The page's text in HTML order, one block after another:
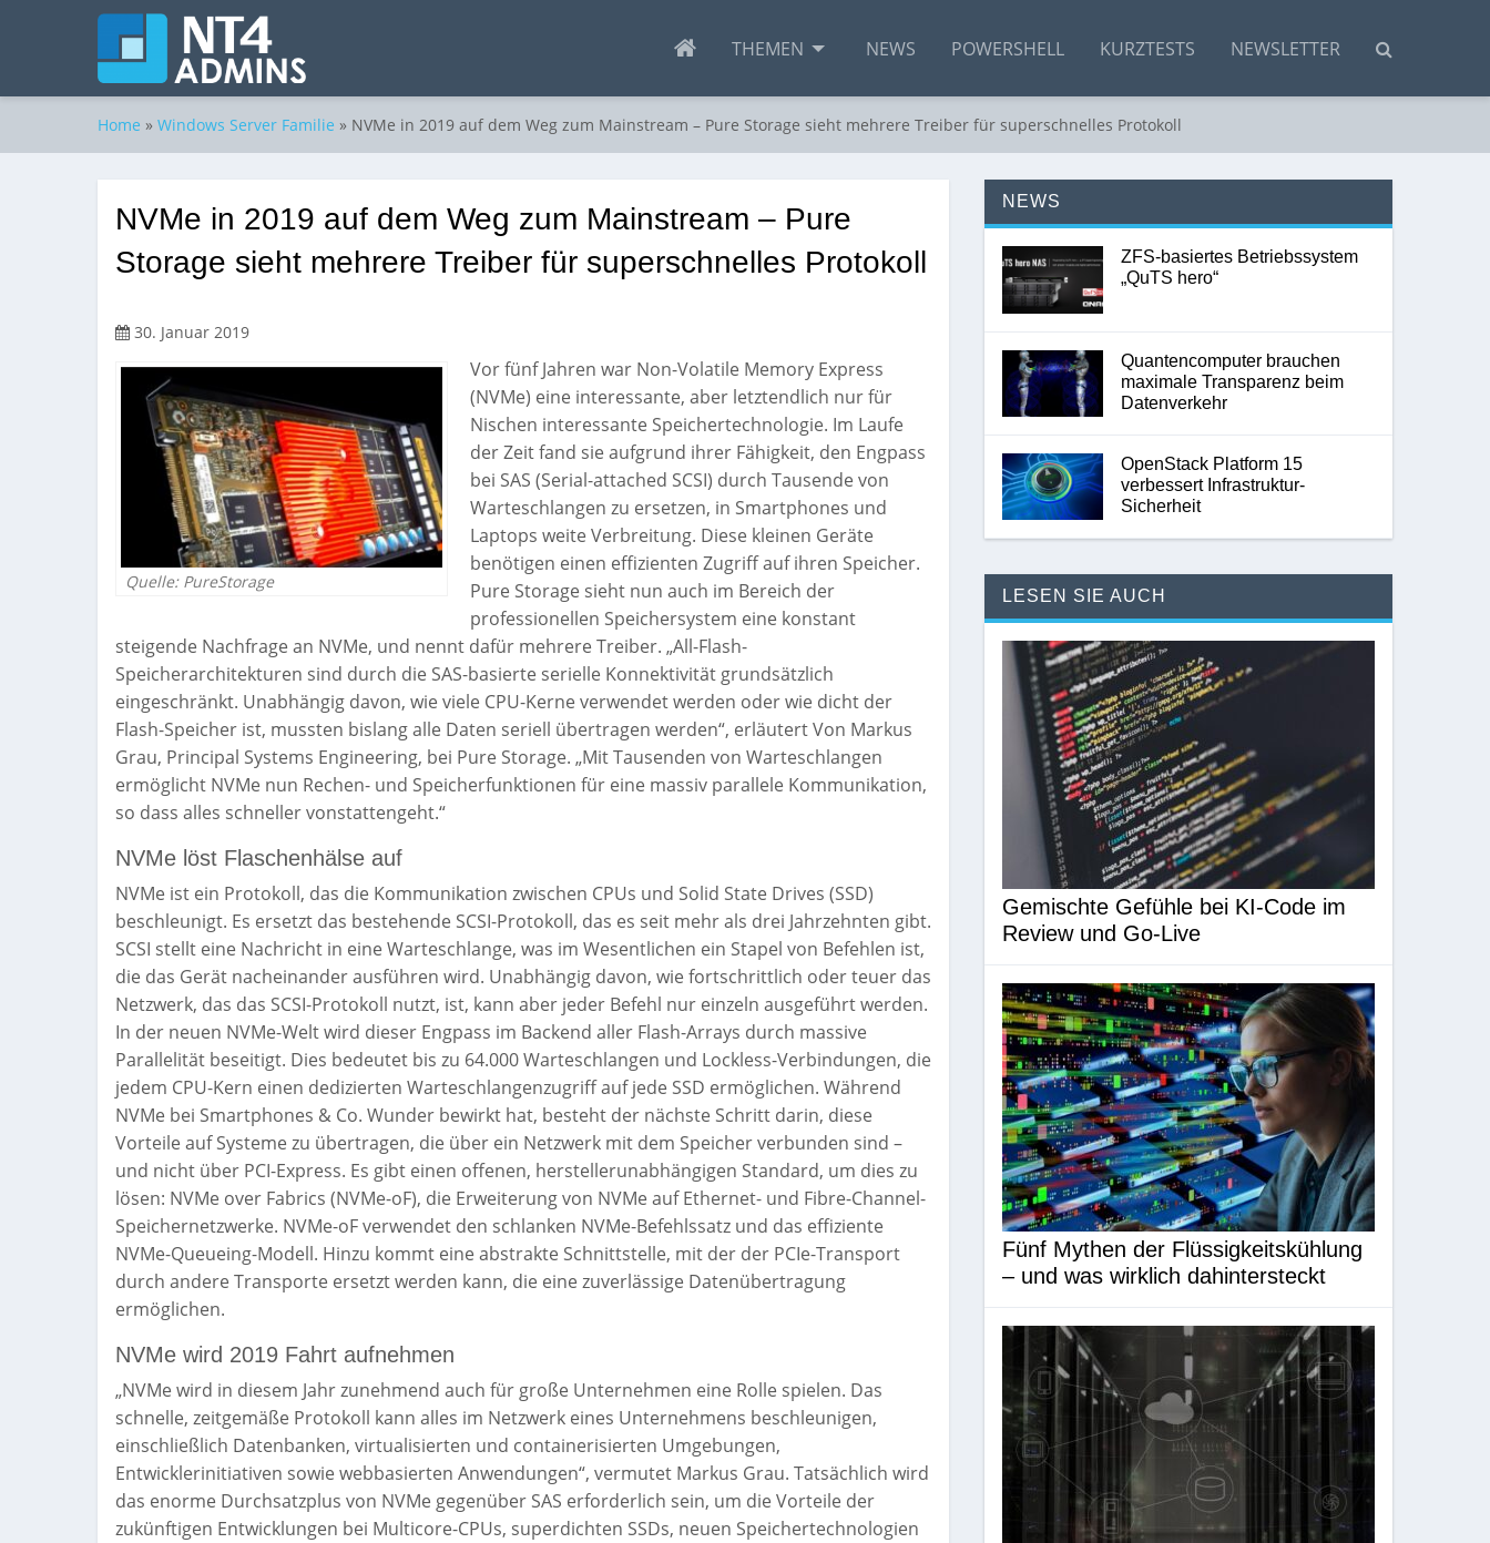
THEMEN NEWS POWERSHELL KURZTESTS NEWSLETTER
Home » Windows Server Familie » NVMe in 2019 auf dem Weg zum Mainstream – Pure Storage sieht mehrere Treiber für superschnelles Protokoll
NVMe in 2019 auf dem Weg zum Mainstream – Pure
Storage sieht mehrere Treiber für superschnelles Protokoll
30. Januar 2019
Quelle: PureStorage
Vor fünf Jahren war Non-Volatile Memory Express
(NVMe) eine interessante, aber letztendlich nur für
Nischen interessante Speichertechnologie. Im Laufe
der Zeit fand sie aufgrund ihrer Fähigkeit, den Engpass
bei SAS (Serial-attached SCSI) durch Tausende von
Warteschlangen zu ersetzen, in Smartphones und
Laptops weite Verbreitung. Diese kleinen Geräte
benötigen einen effizienten Zugriff auf ihren Speicher.
Pure Storage sieht nun auch im Bereich der
professionellen Speichersystem eine konstant
steigende Nachfrage an NVMe, und nennt dafür mehrere Treiber. „All-Flash-
Speicherarchitekturen sind durch die SAS-basierte serielle Konnektivität grundsätzlich
eingeschränkt. Unabhängig davon, wie viele CPU-Kerne verwendet werden oder wie dicht der
Flash-Speicher ist, mussten bislang alle Daten seriell übertragen werden“, erläutert Von Markus
Grau, Principal Systems Engineering, bei Pure Storage. „Mit Tausenden von Warteschlangen
ermöglicht NVMe nun Rechen- und Speicherfunktionen für eine massiv parallele Kommunikation,
so dass alles schneller vonstattengeht.“
NVMe löst Flaschenhälse auf
NVMe ist ein Protokoll, das die Kommunikation zwischen CPUs und Solid State Drives (SSD)
beschleunigt. Es ersetzt das bestehende SCSI-Protokoll, das es seit mehr als drei Jahrzehnten gibt.
SCSI stellt eine Nachricht in eine Warteschlange, was im Wesentlichen ein Stapel von Befehlen ist,
die das Gerät nacheinander ausführen wird. Unabhängig davon, wie fortschrittlich oder teuer das
Netzwerk, das das SCSI-Protokoll nutzt, ist, kann aber jeder Befehl nur einzeln ausgeführt werden.
In der neuen NVMe-Welt wird dieser Engpass im Backend aller Flash-Arrays durch massive
Parallelität beseitigt. Dies bedeutet bis zu 64.000 Warteschlangen und Lockless-Verbindungen, die
jedem CPU-Kern einen dedizierten Warteschlangenzugriff auf jede SSD ermöglichen. Während
NVMe bei Smartphones & Co. Wunder bewirkt hat, besteht der nächste Schritt darin, diese
Vorteile auf Systeme zu übertragen, die über ein Netzwerk mit dem Speicher verbunden sind –
und nicht über PCI-Express. Es gibt einen offenen, herstellerunabhängigen Standard, um dies zu
lösen: NVMe over Fabrics (NVMe-oF), die Erweiterung von NVMe auf Ethernet- und Fibre-Channel-
Speichernetzwerke. NVMe-oF verwendet den schlanken NVMe-Befehlssatz und das effiziente
NVMe-Queueing-Modell. Hinzu kommt eine abstrakte Schnittstelle, mit der der PCIe-Transport
durch andere Transporte ersetzt werden kann, die eine zuverlässige Datenübertragung
ermöglichen.
NVMe wird 2019 Fahrt aufnehmen
„NVMe wird in diesem Jahr zunehmend auch für große Unternehmen eine Rolle spielen. Das
schnelle, zeitgemäße Protokoll kann alles im Netzwerk eines Unternehmens beschleunigen,
einschließlich Datenbanken, virtualisierten und containerisierten Umgebungen,
Entwicklerinitiativen sowie webbasierten Anwendungen“, vermutet Markus Grau. Tatsächlich wird
das enorme Durchsatzplus von NVMe gegenüber SAS erforderlich sein, um die Vorteile der
zukünftigen Entwicklungen bei Multicore-CPUs, superdichten SSDs, neuen Speichertechnologien
NEWS
ZFS-basiertes Betriebssystem
„QuTS hero“
Quantencomputer brauchen
maximale Transparenz beim
Datenverkehr
OpenStack Platform 15
verbessert Infrastruktur-
Sicherheit
LESEN SIE AUCH
Gemischte Gefühle bei KI-Code im
Review und Go-Live
Fünf Mythen der Flüssigkeitskühlung
– und was wirklich dahintersteckt